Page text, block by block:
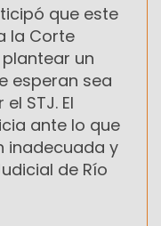
que este
la Corte
un
esperan sea
STJ. El
ante lo que
inadecuada y
de Río